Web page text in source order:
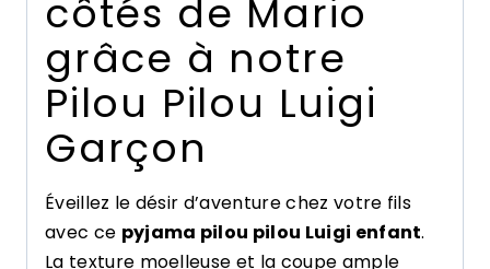
côtés de Mario
grâce à notre
Pilou Pilou Luigi
Garçon
Éveillez le désir d’aventure chez votre fils
avec ce pyjama pilou pilou Luigi enfant.
La texture moelleuse et la coupe ample